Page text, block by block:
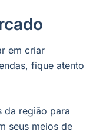
em criar
fique atento
da região para
seus meios de